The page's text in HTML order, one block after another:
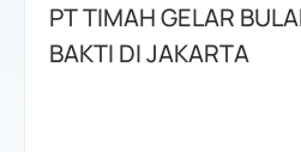
PT TIMAH GELAR
BAKTI DI JAKARTA